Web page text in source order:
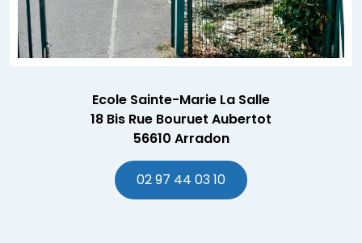
Ecole Sainte-Marie La Salle
18 Bis Rue Bouruet Aubertot
56610 Arradon
02 97 44 03 10